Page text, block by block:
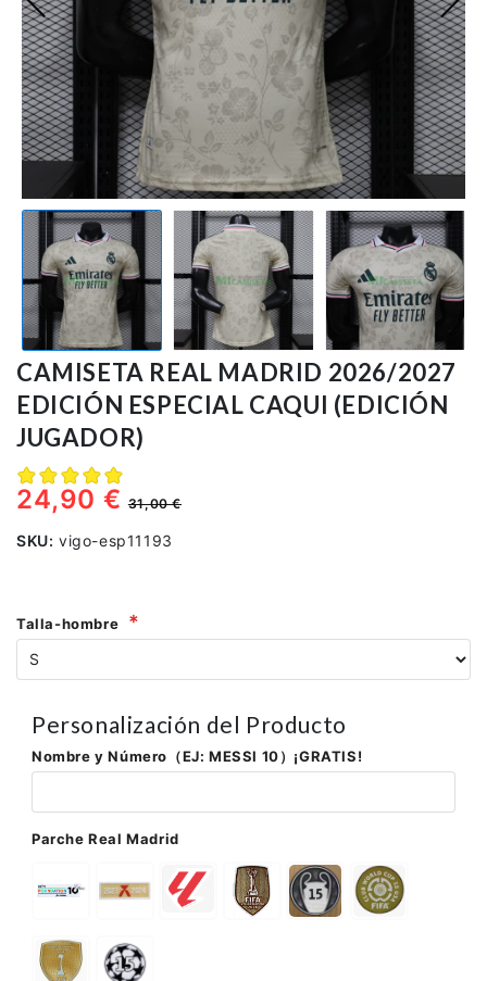
Bundesliga
Otras Ligas
Niño
Ropa de Entrenamiento
Jugadores
CAMISETA REAL MADRID 2026/2027
EDICIÓN ESPECIAL CAQUI (EDICIÓN
JUGADOR)
24,90 €31,00 €
SKU: vigo-esp11193
Talla-hombre
Personalización del Producto
Nombre y Número（EJ: MESSI 10）¡GRATIS!
Parche Real Madrid